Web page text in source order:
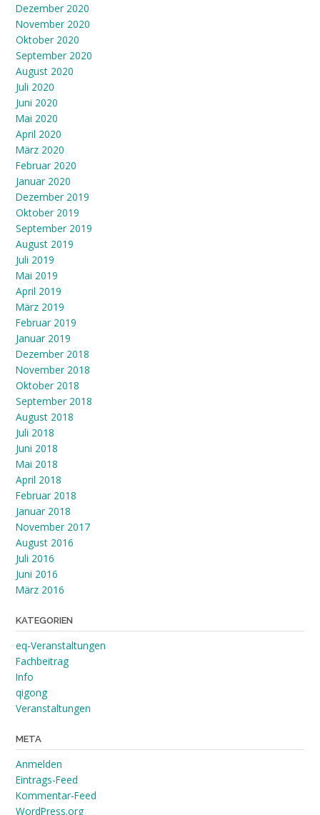
Dezember 2020
November 2020
Oktober 2020
September 2020
August 2020
Juli 2020
Juni 2020
Mai 2020
April 2020
März 2020
Februar 2020
Januar 2020
Dezember 2019
Oktober 2019
September 2019
August 2019
Juli 2019
Mai 2019
April 2019
März 2019
Februar 2019
Januar 2019
Dezember 2018
November 2018
Oktober 2018
September 2018
August 2018
Juli 2018
Juni 2018
Mai 2018
April 2018
Februar 2018
Januar 2018
November 2017
August 2016
Juli 2016
Juni 2016
März 2016
KATEGORIEN
eq-Veranstaltungen
Fachbeitrag
Info
qigong
Veranstaltungen
META
Anmelden
Eintrags-Feed
Kommentar-Feed
WordPress.org